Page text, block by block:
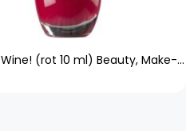
KOH Red Wine! (rot 10 ml) Beauty, Make-up, Nägel